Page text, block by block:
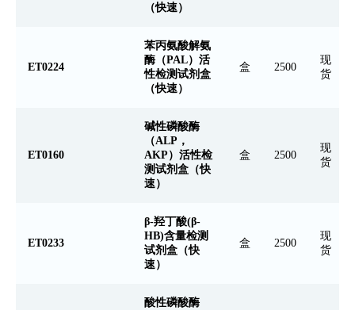
（快速）
ET0224
苯丙氨酸解氨
酶（PAL）活
性检测试剂盒
（快速）
盒 2500
现
货
ET0160
碱性磷酸酶
（ALP，
AKP）活性检
测试剂盒（快
速）
盒 2500
现
货
ET0233
β-羟丁酸(β-
HB)含量检测
试剂盒（快
速）
盒 2500
现
货
酸性磷酸酶